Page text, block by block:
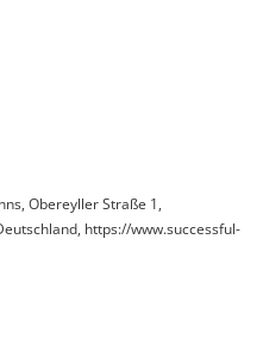
Obereyller Straße 1,
https://www.successful-